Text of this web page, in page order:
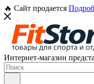
🔥 Сайт продается
Интернет-магазин